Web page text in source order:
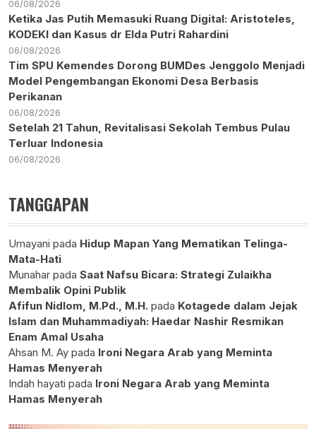
06/08/2026
Ketika Jas Putih Memasuki Ruang Digital: Aristoteles,
KODEKI dan Kasus dr Elda Putri Rahardini
06/08/2026
Tim SPU Kemendes Dorong BUMDes Jenggolo Menjadi
Model Pengembangan Ekonomi Desa Berbasis
Perikanan
06/08/2026
Setelah 21 Tahun, Revitalisasi Sekolah Tembus Pulau
Terluar Indonesia
06/08/2026
TANGGAPAN
Umayani pada Hidup Mapan Yang Mematikan Telinga-
Mata-Hati
Munahar pada Saat Nafsu Bicara: Strategi Zulaikha
Membalik Opini Publik
Afifun Nidlom, M.Pd., M.H. pada Kotagede dalam Jejak
Islam dan Muhammadiyah: Haedar Nashir Resmikan
Enam Amal Usaha
Ahsan M. Ay pada Ironi Negara Arab yang Meminta
Hamas Menyerah
Indah hayati pada Ironi Negara Arab yang Meminta
Hamas Menyerah